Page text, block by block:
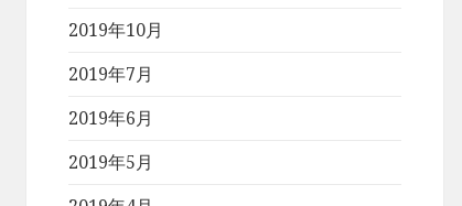
2019年10月
2019年7月
2019年6月
2019年5月